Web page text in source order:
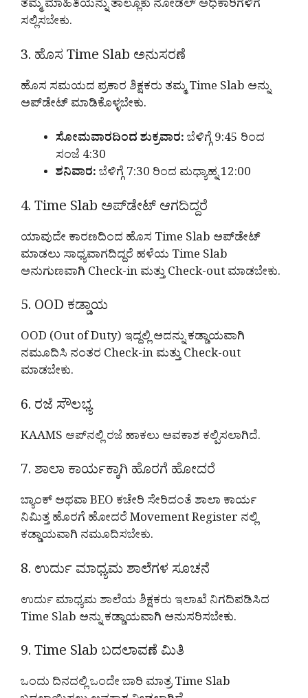
ತಮ್ಮ ಮಾಹಿತಿಯನ್ನು ತಾಲ್ಲೂಕು ನೋಡೆಲ್ ಅಧಿಕಾರಿಗಳಿಗೆ
ಸಲ್ಲಿಸಬೇಕು.
3. ಹೊಸ Time Slab ಅನುಸರಣೆ
ಹೊಸ ಸಮಯದ ಪ್ರಕಾರ ಶಿಕ್ಷಕರು ತಮ್ಮ Time Slab ಅನ್ನು
ಅಪ್‌ಡೇಟ್ ಮಾಡಿಕೊಳ್ಳಬೇಕು.
ಸೋಮವಾರದಿಂದ ಶುಕ್ರವಾರ:ಬೆಳಿಗ್ಗೆ 9:45 ರಿಂದ
ಸಂಜೆ 4:30
ಶನಿವಾರ:ಬೆಳಿಗ್ಗೆ 7:30 ರಿಂದ ಮಧ್ಯಾಹ್ನ 12:00
4. Time Slab ಅಪ್‌ಡೇಟ್ ಆಗದಿದ್ದರೆ
ಯಾವುದೇ ಕಾರಣದಿಂದ ಹೊಸ Time Slab ಅಪ್‌ಡೇಟ್
ಮಾಡಲು ಸಾಧ್ಯವಾಗದಿದ್ದರೆ ಹಳೆಯ Time Slab
ಅನುಗುಣವಾಗಿ Check-in ಮತ್ತು Check-out ಮಾಡಬೇಕು.
5. OOD ಕಡ್ಡಾಯ
OOD (Out of Duty) ಇದ್ದಲ್ಲಿ ಅದನ್ನು ಕಡ್ಡಾಯವಾಗಿ
ನಮೂದಿಸಿ ನಂತರ Check-in ಮತ್ತು Check-out
ಮಾಡಬೇಕು.
6. ರಜೆ ಸೌಲಭ್ಯ
KAAMS ಆಪ್‌ನಲ್ಲಿ ರಜೆ ಹಾಕಲು ಅವಕಾಶ ಕಲ್ಪಿಸಲಾಗಿದೆ.
7. ಶಾಲಾ ಕಾರ್ಯಕ್ಕಾಗಿ ಹೊರಗೆ ಹೋದರೆ
ಬ್ಯಾಂಕ್ ಅಥವಾ BEO ಕಚೇರಿ ಸೇರಿದಂತೆ ಶಾಲಾ ಕಾರ್ಯ
ನಿಮಿತ್ತ ಹೊರಗೆ ಹೋದರೆ Movement Register ನಲ್ಲಿ
ಕಡ್ಡಾಯವಾಗಿ ನಮೂದಿಸಬೇಕು.
8. ಉರ್ದು ಮಾಧ್ಯಮ ಶಾಲೆಗಳ ಸೂಚನೆ
ಉರ್ದು ಮಾಧ್ಯಮ ಶಾಲೆಯ ಶಿಕ್ಷಕರು ಇಲಾಖೆ ನಿಗದಿಪಡಿಸಿದ
Time Slab ಅನ್ನು ಕಡ್ಡಾಯವಾಗಿ ಅನುಸರಿಸಬೇಕು.
9. Time Slab ಬದಲಾವಣೆ ಮಿತಿ
ಒಂದು ದಿನದಲ್ಲಿ ಒಂದೇ ಬಾರಿ ಮಾತ್ರ Time Slab